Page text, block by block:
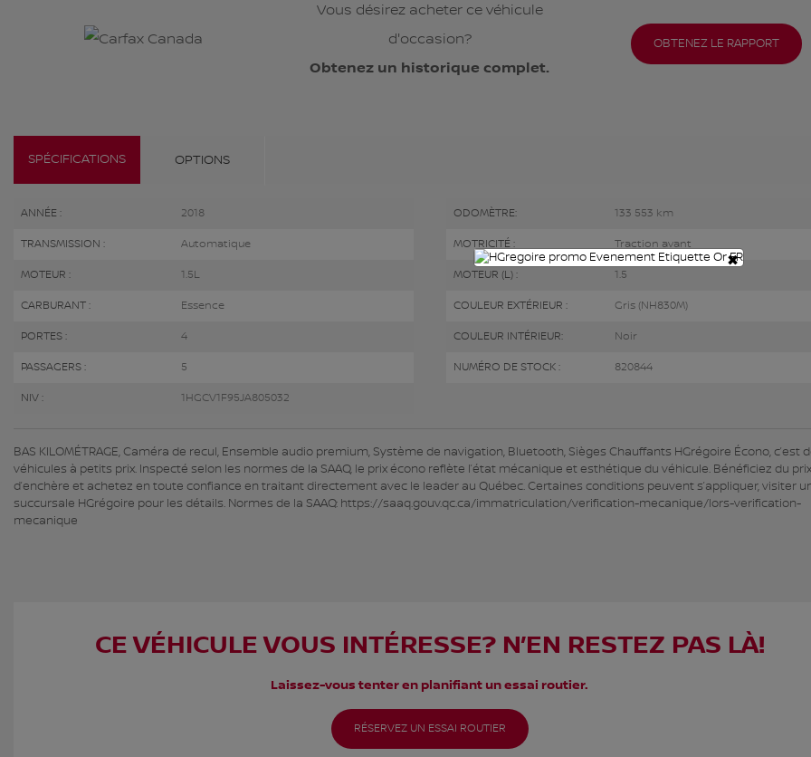
Vous désirez acheter ce véhicule
d'occasion?
Obtenez un historique complet.
OBTENEZ LE RAPPORT
SPÉCIFICATIONS OPTIONS
ANNÉE : 2018 ODOMÈTRE: 133 553 km
TRANSMISSION : Automatique MOTRICITÉ : Traction avant
MOTEUR : 1.5L MOTEUR (L) : 1.5
CARBURANT : Essence COULEUR EXTÉRIEUR : Gris (NH830M)
PORTES : 4 COULEUR INTÉRIEUR: Noir
PASSAGERS : 5 NUMÉRO DE STOCK : 820844
NIV : 1HGCV1F95JA805032
BAS KILOMÉTRAGE, Caméra de recul, Ensemble audio premium, Système de navigation, Bluetooth, Sièges Chauffants HGrégoire Écono, c’est
véhicules à petits prix. Inspecté selon les normes de la SAAQ, le prix écono reflète l’état mécanique et esthétique du véhicule. Bénéficiez du prix
d’enchère et achetez en toute confiance en traitant directement avec le leader au Québec. Certaines conditions peuvent s’appliquer, visiter
succursale HGrégoire pour les détails. Normes de la SAAQ: https://saaq.gouv.qc.ca/immatriculation/verification-mecanique/lors-verification-
mecanique
CE VÉHICULE VOUS INTÉRESSE? N’EN RESTEZ PAS LÀ!
Laissez-vous tenter en planifiant un essai routier.
RÉSERVEZ UN ESSAI ROUTIER
×